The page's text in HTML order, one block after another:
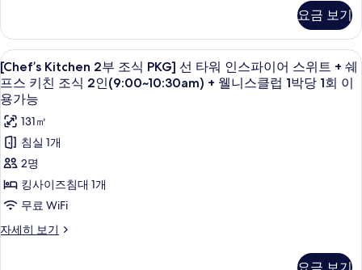
크
아
웃
당
일
8
시
~
12
시)
사
시
12
시)
자
세
히
보
기
친
조
식
2
인
9:00~10:30am)
+
웰
니
스
클
스
키
친
조
식
2
인
9:00~10:30am)
+
웰
니
스
클
럽
1
위
트
킹
사
진
모
두
보
기
스
파
이
어
스
위
트
킹
자
세
히
기
요금 보기
[Chef’s
Kitchen
2
부
조
식
PKG]
선
타
워
오리/거위털 이불, 미니바, 객실 내 금
5
[Chef’s Kitchen 2부 조식 PKG] 선 타워 인스파이어 스위트 + 쉐
프스 키친 조식 2인(9:00~10:30am) + 웰니스클럽 1박당 1회 이
용가능
131㎡
침실 1개
2명
킹사이즈침대 1개
무료 WiFi
자세히 보기
[Chef’s
요금 보기